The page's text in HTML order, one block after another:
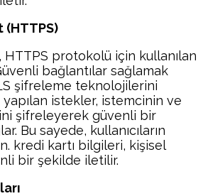
(HTTPS)
HTTPS protokolü için kullanılan
bağlantılar sağlamak
şifreleme teknolojilerini
yapılan istekler, istemcinin ve
şifreleyerek güvenli bir
Bu sayede, kullanıcıların
kredi kartı bilgileri, kişisel
bir şekilde iletilir.